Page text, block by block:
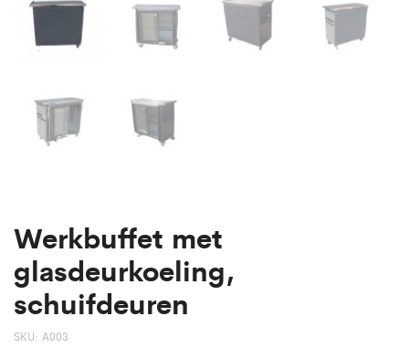
Werkbuffet met
glasdeurkoeling,
schuifdeuren
SKU: A003